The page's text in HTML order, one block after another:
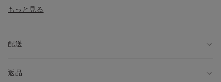
着用するのに最適です。
は、常に返品を承ります。
もっと見る
配送
返品